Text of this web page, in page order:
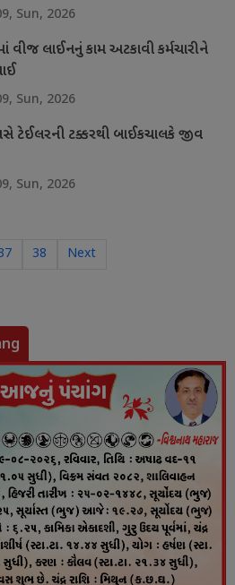
Sun, 2026
વીજ લાઈનનું કામ અટકાવી કર્મચારીને
Sun, 2026
ટેઈલરની ટક્કરથી બાઈકચાલકે જીવ
Sun, 2026
38 Next